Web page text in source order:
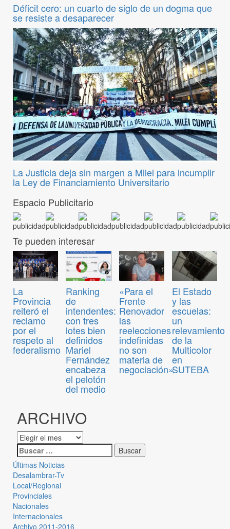
Déficit cero: un cuarto de siglo de un dogma que
se resiste a desaparecer
La Justicia deja sin margen a Milei para incumplir
la Ley de Financiamiento Universitario
Espacio Publicitario
Te pueden interesar
La
Provincia
reiteró el
reclamo
por el
respeto al
federalismo
Ranking
de
intendentes:
con tres
lotes bien
definidos
Mariel
Fernández
encabeza
el pelotón
del medio
«Para el
Frente
Renovador
las
reelecciones
indefinidas
no son
materia de
negociación»
El Estado
y las
escuelas:
un
relevamiento
de la
Multicolor
en
SUTEBA
ARCHIVO
Últimas Noticias
Desalambrar-Tv
Local/Regional
Provinciales
Nacionales
Internacionales
Archivo 2011-2016